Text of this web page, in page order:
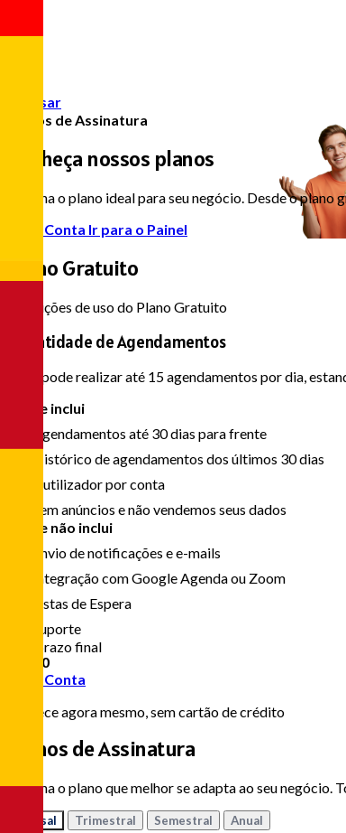
Acessar
Planos de Assinatura
Conheça nossos planos
Escolha o plano ideal para seu negócio. Desde o
Criar Conta Ir para o Painel
Plano Gratuito
Condições de uso do Plano Gratuito
Quantidade de Agendamentos
Você pode realizar até 15 agendamentos por dia,
O que inclui
Agendamentos até 30 dias para frente
Histórico de agendamentos dos últimos 30 dias
1 utilizador por conta
Sem anúncios e não vendemos seus dados
O que não inclui
Envio de notificações e e-mails
Integração com Google Agenda ou Zoom
Listas de Espera
Suporte
Sem prazo final
0,00
Criar Conta
Comece agora mesmo, sem cartão de crédito
Planos deAssinatura
Escolha o plano que melhor se adapta ao seu negócio.
Mensal Trimestral Semestral Anual